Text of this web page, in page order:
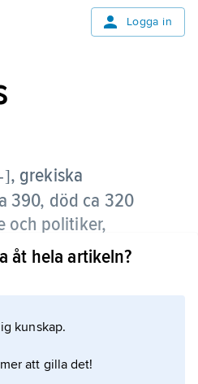
Logga in
], grekiska
390, död ca 320
och politiker,
År 339 f.Kr.
en stor armé ryckte
åt hela artikeln?
kunskap.
att gilla det!